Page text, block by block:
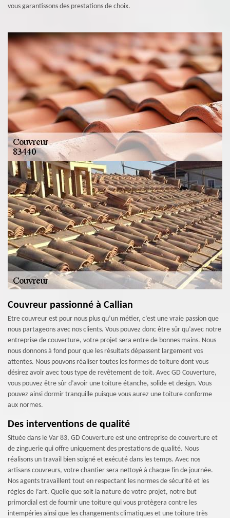
vous garantissons des prestations de choix.
Couvreur passionné à Callian
Etre couvreur est pour nous plus qu’un métier, c’est une vraie passion que
nous partageons avec nos clients. Vous pouvez donc être sûr qu’avec notre
entreprise de couverture, votre projet sera entre de bonnes mains. Nous
nous donnons à fond pour que les résultats dépassent largement vos
attentes. Nous pouvons réaliser toutes les formes de toiture dont vous
désirez avoir avec tous type de revêtement de toit. Avec GD Couverture,
vous pouvez être sûr d’avoir une toiture étanche, solide et design. Vous
pouvez ainsi dormir tranquille puisque vous aurez une toiture conforme
aux normes.
Des interventions de qualité
Située dans le Var 83, GD Couverture est une entreprise de couverture et
de zinguerie qui offre uniquement des prestations de qualité. Nous
réalisons un travail bien soigné et exécuté dans les temps. Avec nos
artisans couvreurs, votre chantier sera nettoyé à chaque fin de journée.
Nos agents travaillent tout en respectant les normes de sécurité et les
règles de l’art. Quelle que soit la nature de votre projet, notre but
primordial est de fournir une toiture qui vous protègera contre les
intempéries ainsi que les changements climatiques et une toiture très